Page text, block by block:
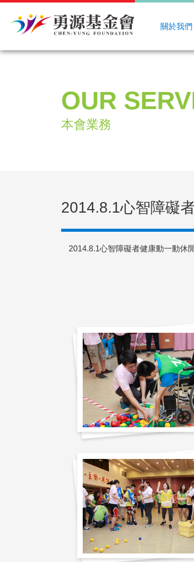
關於我們
OUR
本會業務
2014.8.1心智障礙
2014.8.1心智障礙者健康動一動休